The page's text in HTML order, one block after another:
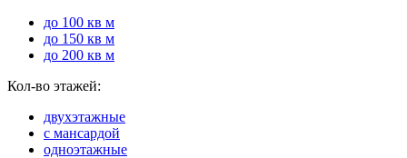
до 100 кв м
до 150 кв м
до 200 кв м
Кол-во этажей:
двухэтажные
с мансардой
одноэтажные